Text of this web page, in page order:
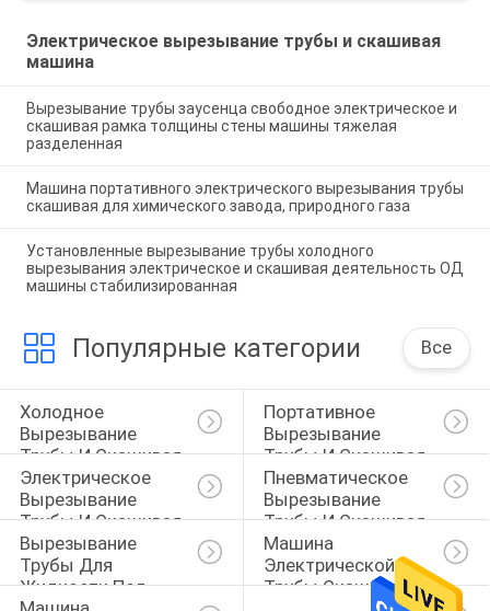
48inches
Электрическое вырезывание трубы и скашивая
машина
Вырезывание трубы заусенца свободное электрическое и
скашивая рамка толщины стены машины тяжелая
разделенная
Машина портативного электрического вырезывания трубы
скашивая для химического завода, природного газа
Установленные вырезывание трубы холодного
вырезывания электрическое и скашивая деятельность ОД
машины стабилизированная
Популярные категории Все
Холодное
Вырезывание
Трубы И Скашивая
Машина
Портативное
Вырезывание
Трубы И Скашивая
Машина
Электрическое
Вырезывание
Трубы И Скашивая
Машина
Пневматическое
Вырезывание
Трубы И Скашивая
Машина
Вырезывание
Трубы Для
Жидкости Под
Машина
Электрической
Трубы Скашивая